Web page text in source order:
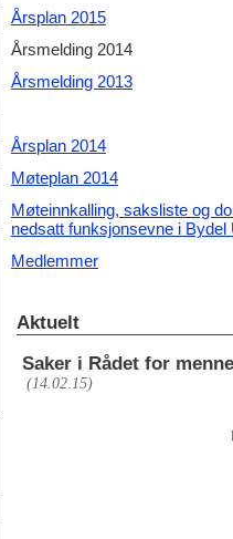
Årsplan 2015
Årsmelding 2014
Årsmelding 2013
Årsplan 2014
Møteplan 2014
Møteinnkalling, saksliste og
nedsatt funksjonsevne i Bydel
Medlemmer
Aktuelt
Saker i Rådet for
(14.02.15)